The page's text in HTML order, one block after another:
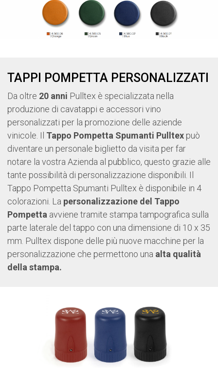
TAPPI POMPETTA PERSONALIZZATI
Da oltre 20 anni Pulltex è specializzata nella
produzione di cavatappi e accessori vino
personalizzati per la promozione delle aziende
vinicole. Il Tappo Pompetta Spumanti Pulltex può
diventare un personale biglietto da visita per far
notare la vostra Azienda al pubblico, questo grazie alle
tante possibilità di personalizzazione disponibili. Il
Tappo Pompetta Spumanti Pulltex è disponibile in 4
colorazioni. La personalizzazione del Tappo
Pompetta avviene tramite stampa tampografica sulla
parte laterale del tappo con una dimensione di 10 x 35
mm. Pulltex dispone delle più nuove macchine per la
personalizzazione che permettono una alta qualità
della stampa.